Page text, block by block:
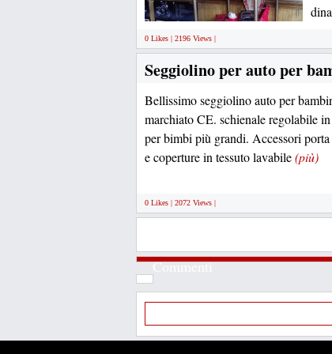
0 Likes | 2196 Views |
Seggiolino per auto per
Bellissimo seggiolino auto per
marchiato CE. schienale regolabile
per bimbi più grandi. Accessori
e coperture in tessuto lavabile(più)
0 Likes | 2072 Views |
Commenti